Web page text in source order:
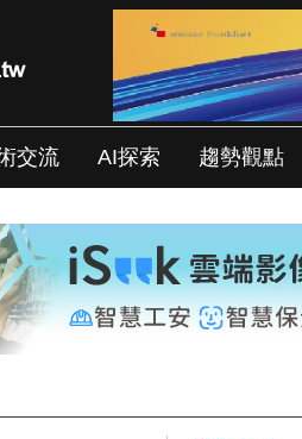
交流 AI探索 趨勢觀點